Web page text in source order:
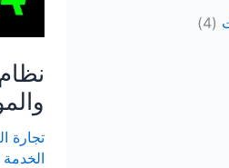
(4)
تجارة
الخدمة